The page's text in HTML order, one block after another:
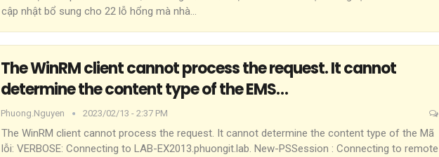
cập nhật bổ sung cho 22 lỗ hổng mà nhà…
The WinRM client cannot process the request. It cannot
determine the content type of the EMS…
Phuong.nguyen 2023/02/13 - 2:37 PM
The WinRM client cannot process the request. It cannot determine the content type of the Mã
lỗi: VERBOSE: Connecting to LAB-EX2013.phuongit.lab. New-PSSession : Connecting to remote